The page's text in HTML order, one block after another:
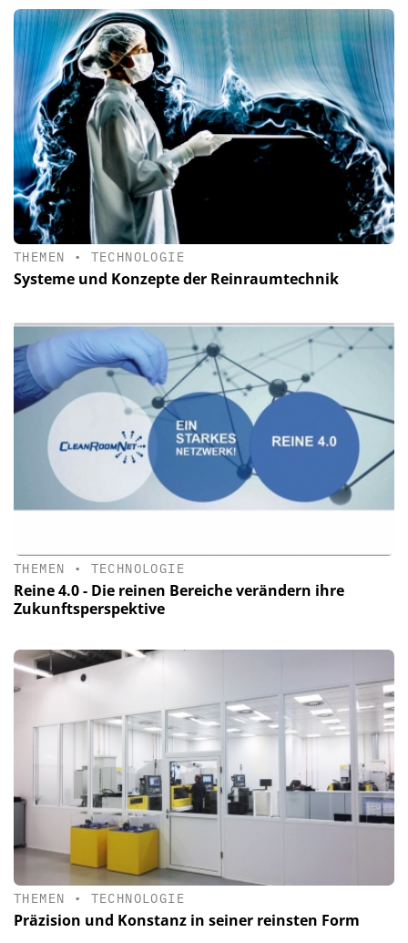
THEMEN • TECHNOLOGIE
Systeme und Konzepte der Reinraumtechnik
THEMEN • TECHNOLOGIE
Reine 4.0 - Die reinen Bereiche verändern ihre
Zukunftsperspektive
THEMEN • TECHNOLOGIE
Präzision und Konstanz in seiner reinsten Form